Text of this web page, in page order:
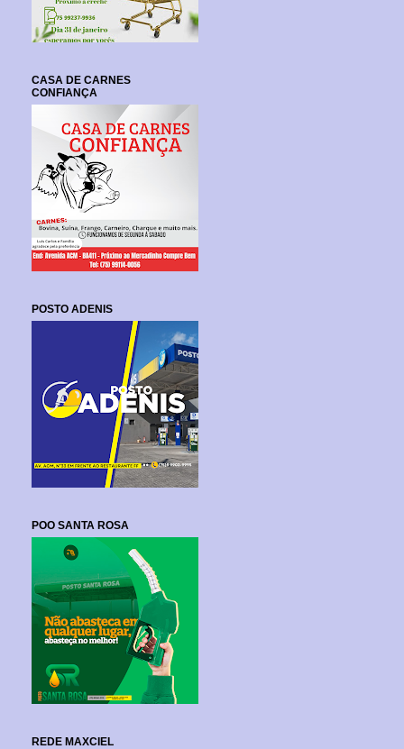
CASA DE CARNES
CONFIANÇA
POSTO ADENIS
POO SANTA ROSA
REDE MAXCIEL